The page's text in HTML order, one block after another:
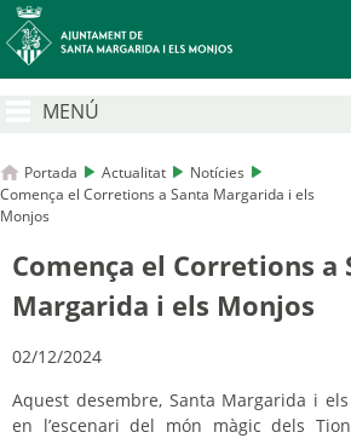
MENÚ
Portada Actualitat
Notícies
Comença el Corretions a Santa Margarida i els
Monjos
Comença el Corretions a
Margarida i els Monjos
02/12/2024
Aquest desembre, Santa Margarida i
en l’escenari del món màgic dels